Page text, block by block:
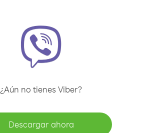
¿Aún no tienes Viber?
Descargar ahora